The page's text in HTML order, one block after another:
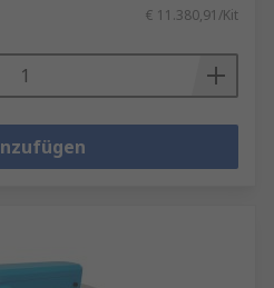
€ 11.380,91/Kit